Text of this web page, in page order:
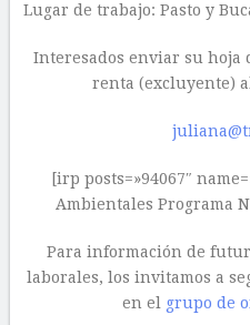
Lugar de trabajo: Pasto y
Interesados enviar su hoja
renta (excluyente)
[irp posts=»94067″
Ambientales Programa
Para información de
laborales, los invitamos a
en el grupo de